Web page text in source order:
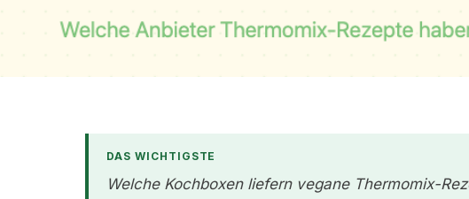
DAS WICHTIGSTE
Welche Kochboxen liefern vegane Thermomix-